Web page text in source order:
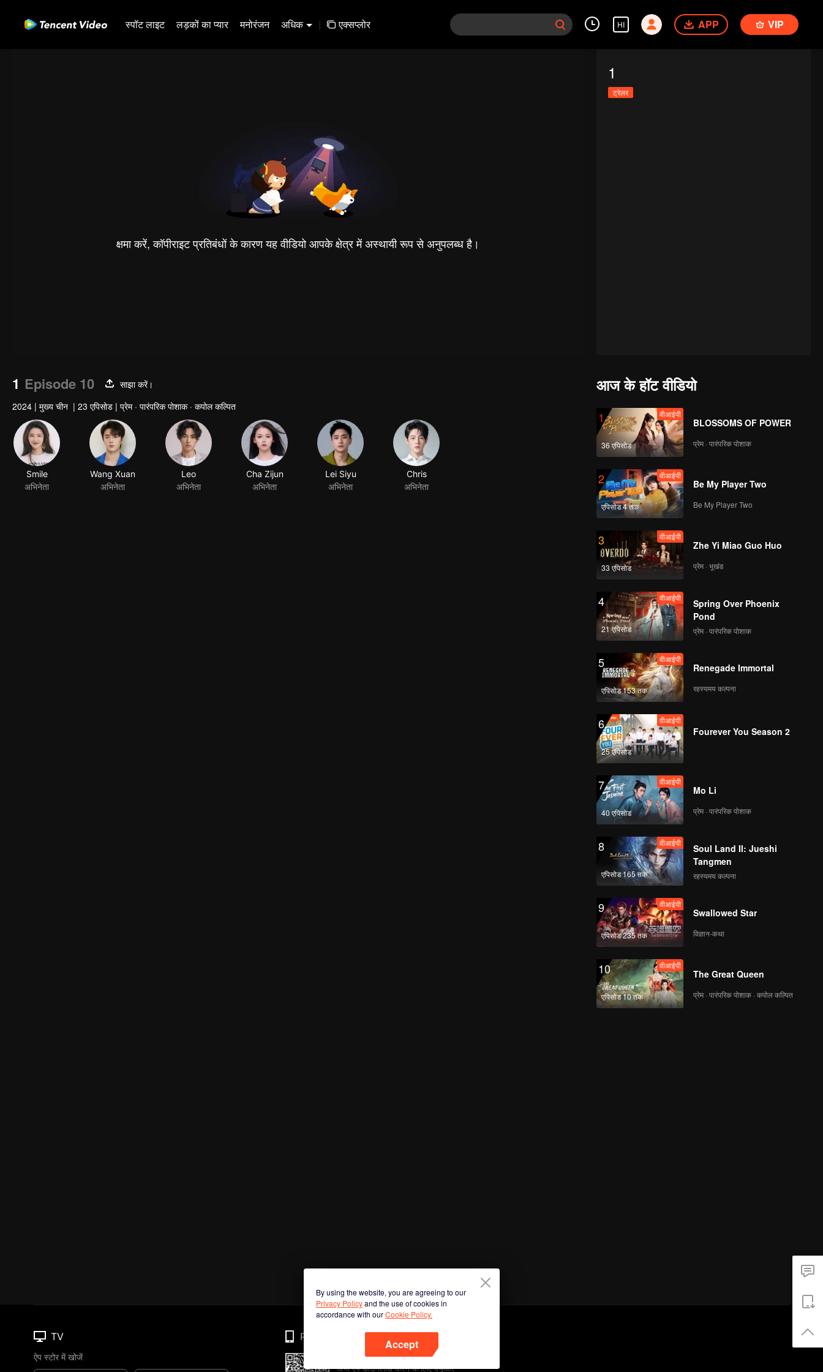
स्पॉट लाइट लड़कों का प्यार मनोरंजन अधिक | एक्सप्लोर HI APP VIP
क्षमा करें, कॉपीराइट प्रतिबंधों के कारण यह वीडियो आपके क्षेत्र में अस्थायी रूप से अनुपलब्ध है।
1
ट्रेलर
1 Episode 10
साझा करें।
2024 | मुख्य चीन | 23 एपिसोड | प्रेम · पारंपरिक पोशाक · कपोल कल्पित
Smile
अभिनेता
Wang Xuan
अभिनेता
Leo
अभिनेता
Cha Zijun
अभिनेता
Lei Siyu
अभिनेता
Chris
अभिनेता
आज के हॉट वीडियो
1
36 एपिसोड
वीआईपी
BLOSSOMS OF POWER
प्रेम · पारंपरिक पोशाक
2
एपिसोड 4 तक
वीआईपी
Be My Player Two
Be My Player Two
3
33 एपिसोड
वीआईपी
Zhe Yi Miao Guo Huo
प्रेम · भूखंड
4
21 एपिसोड
वीआईपी
Spring Over Phoenix
Pond
प्रेम · पारंपरिक पोशाक
5
एपिसोड 153 तक
वीआईपी
Renegade Immortal
रहस्यमय कल्पना
6
25 एपिसोड
वीआईपी
Fourever You Season 2
7
40 एपिसोड
वीआईपी
Mo Li
प्रेम · पारंपरिक पोशाक
8
एपिसोड 165 तक
वीआईपी
Soul Land II: Jueshi
Tangmen
रहस्यमय कल्पना
9
एपिसोड 235 तक
वीआईपी
Swallowed Star
विज्ञान-कथा
10
एपिसोड 10 तक
वीआईपी
The Great Queen
प्रेम · पारंपरिक पोशाक · कपोल कल्पित
By using the website, you are agreeing to our
Privacy Policyand the use of cookies in
accordance with ourCookie Policy.
Accept
TV
ऐप स्टोर में खोजें
Phone
अभी ऐप डाउनलोड करने के लिए क्यूआर